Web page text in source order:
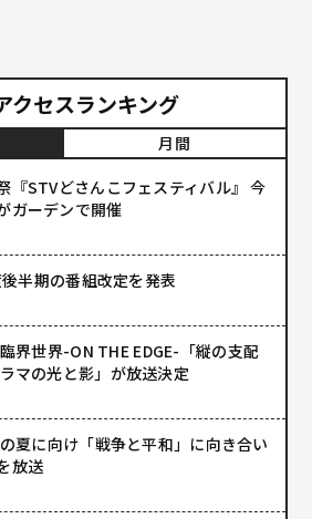
クセスランキング
月間
『STVどさんこフェスティバル』 今
ガーデンで開催
半期の番組改定を発表
界世界-ON THE EDGE-「縦の支配
マの光と影」が放送決定
夏に向け「戦争と平和」に向き合い
放送